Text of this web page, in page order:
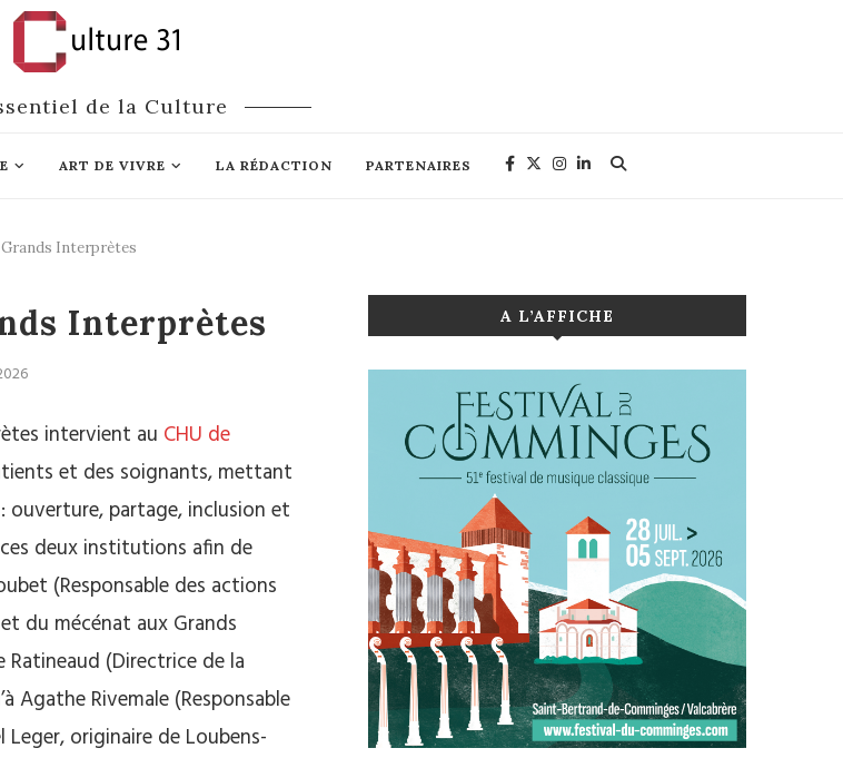
de la Culture
ART DE VIVRE LA RÉDACTION PARTENAIRES
Grands Interprètes
Interprètes
intervient au CHU de
et des soignants, mettant
ouverture, partage, inclusion et
deux institutions afin de
(Responsable des actions
du mécénat aux Grands
(Directrice de la
Agathe Rivemale (Responsable
originaire de Loubens-
A L’AFFICHE